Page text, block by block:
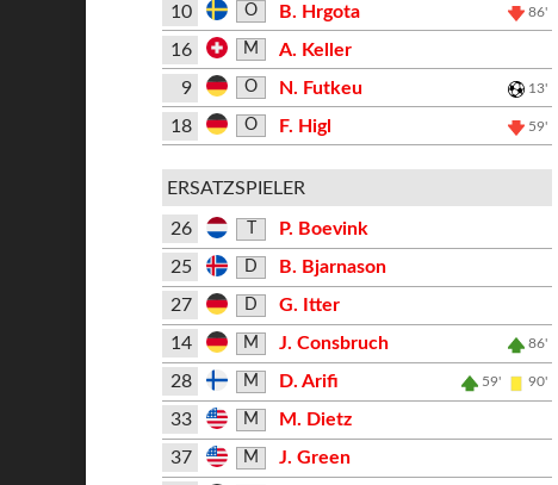
10 O B. Hrgota 86'
16 M
A. Keller
9
O N. Futkeu 13'
18 O F. Higl 59'
ERSATZSPIELER
26
P. Boevink
25
D
B. Bjarnason
27
D
G. Itter
14
M J. Consbruch 86'
28 M D. Arifi 59' 90'
33 M
M. Dietz
37
M
J. Green